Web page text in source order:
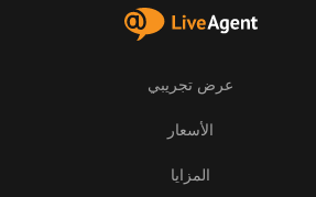
عرض تجريبي
الأسعار
المزايا